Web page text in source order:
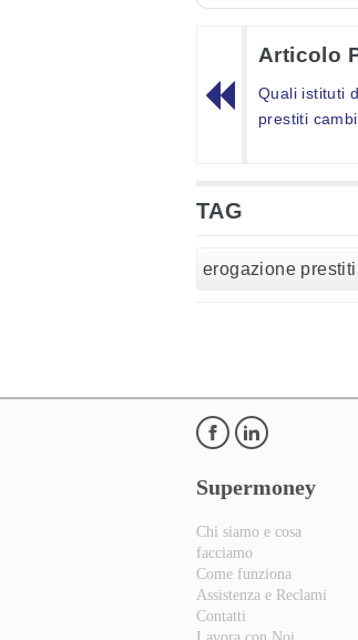
Articolo
Quali istituti
prestiti
TAG
erogazione prestiti
Supermoney
Chi siamo e cosa
facciamo
Come funziona
Assistenza e Reclami
Contatti